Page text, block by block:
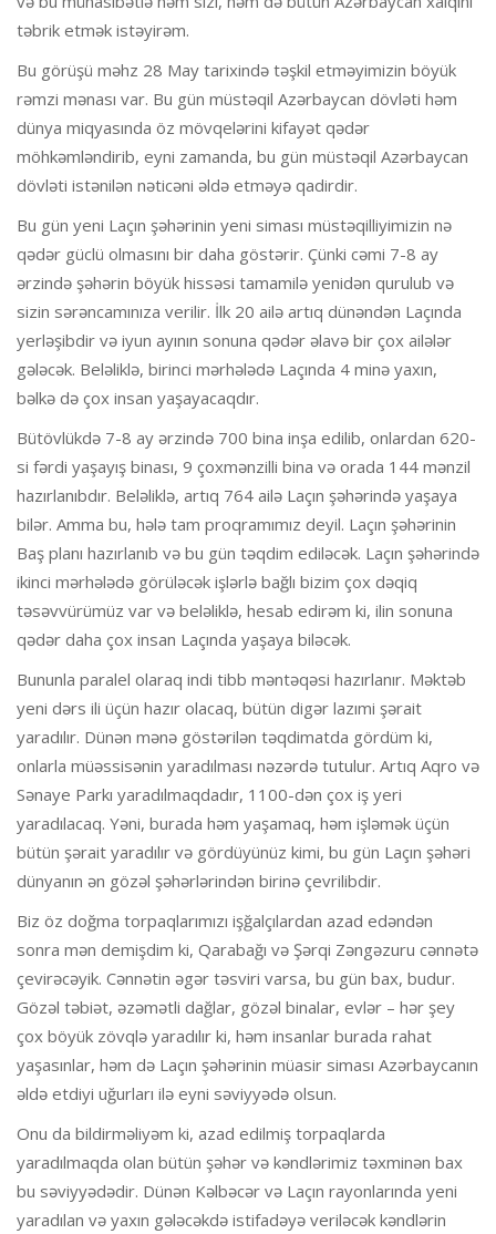
təbrik etmək istəyirəm.
Bu görüşü məhz 28 May tarixində təşkil etməyimizin böyük
rəmzi mənası var. Bu gün müstəqil Azərbaycan dövləti həm
dünya miqyasında öz mövqelərini kifayət qədər
möhkəmləndirib, eyni zamanda, bu gün müstəqil Azərbaycan
dövləti istənilən nəticəni əldə etməyə qadirdir.
Bu gün yeni Laçın şəhərinin yeni siması müstəqilliyimizin nə
qədər güclü olmasını bir daha göstərir. Çünki cəmi 7-8 ay
ərzində şəhərin böyük hissəsi tamamilə yenidən qurulub və
sizin sərəncamınıza verilir. İlk 20 ailə artıq dünəndən Laçında
yerləşibdir və iyun ayının sonuna qədər əlavə bir çox ailələr
gələcək. Beləliklə, birinci mərhələdə Laçında 4 minə yaxın,
bəlkə də çox insan yaşayacaqdır.
Bütövlükdə 7-8 ay ərzində 700 bina inşa edilib, onlardan 620-
si fərdi yaşayış binası, 9 çoxmənzilli bina və orada 144 mənzil
hazırlanıbdır. Beləliklə, artıq 764 ailə Laçın şəhərində yaşaya
bilər. Amma bu, hələ tam proqramımız deyil. Laçın şəhərinin
Baş planı hazırlanıb və bu gün təqdim ediləcək. Laçın şəhərində
ikinci mərhələdə görüləcək işlərlə bağlı bizim çox dəqiq
təsəvvürümüz var və beləliklə, hesab edirəm ki, ilin sonuna
qədər daha çox insan Laçında yaşaya biləcək.
Bununla paralel olaraq indi tibb məntəqəsi hazırlanır. Məktəb
yeni dərs ili üçün hazır olacaq, bütün digər lazımi şərait
yaradılır. Dünən mənə göstərilən təqdimatda gördüm ki,
onlarla müəssisənin yaradılması nəzərdə tutulur. Artıq Aqro və
Sənaye Parkı yaradılmaqdadır, 1100-dən çox iş yeri
yaradılacaq. Yəni, burada həm yaşamaq, həm işləmək üçün
bütün şərait yaradılır və gördüyünüz kimi, bu gün Laçın şəhəri
dünyanın ən gözəl şəhərlərindən birinə çevrilibdir.
Biz öz doğma torpaqlarımızı işğalçılardan azad edəndən
sonra mən demişdim ki, Qarabağı və Şərqi Zəngəzuru cənnətə
çevirəcəyik. Cənnətin əgər təsviri varsa, bu gün bax, budur.
Gözəl təbiət, əzəmətli dağlar, gözəl binalar, evlər – hər şey
çox böyük zövqlə yaradılır ki, həm insanlar burada rahat
yaşasınlar, həm də Laçın şəhərinin müasir siması Azərbaycanın
əldə etdiyi uğurları ilə eyni səviyyədə olsun.
Onu da bildirməliyəm ki, azad edilmiş torpaqlarda
yaradılmaqda olan bütün şəhər və kəndlərimiz təxminən bax
bu səviyyədədir. Dünən Kəlbəcər və Laçın rayonlarında yeni
yaradılan və yaxın gələcəkdə istifadəyə veriləcək kəndlərin